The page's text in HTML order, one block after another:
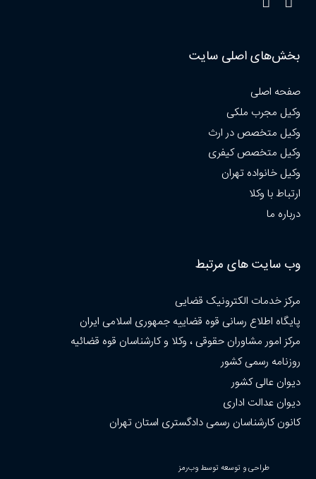
بخش‌های اصلی سایت
صفحه اصلی
وکیل مجرب ملکی
وکیل متخصص در ارث
وکیل متخصص کیفری
وکیل خانواده تهران
ارتباط با وکلا
درباره ما
وب سایت های مرتبط
مرکز خدمات الکترونیک قضایی
پایگاه اطلاع رسانی قوه قضاییه جمهوری اسلامی ایران
مرکز امور مشاوران حقوقی ، وکلا و کارشناسان قوه قضائیه
روزنامه رسمی کشور
دیوان عالی کشور
دیوان عدالت اداری
کانون کارشناسان رسمی دادگستری استان تهران
طراحی و توسعه توسط وب‌رمز